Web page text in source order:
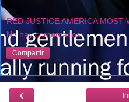
RED JUSTICE AMERICA MOST
No hay comentarios:
Compartir
‹